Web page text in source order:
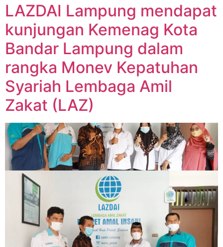
LAZDAI Lampung mendapat
kunjungan Kemenag Kota
Bandar Lampung dalam
rangka Monev Kepatuhan
Syariah Lembaga Amil
Zakat (LAZ)